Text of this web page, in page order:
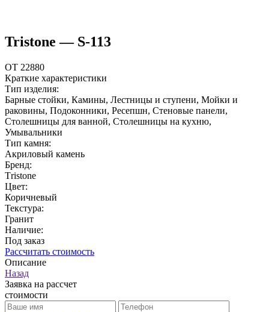
Tristone — S-113
ОТ 22880
Краткие характеристики
Тип изделия:
Барные стойки, Камины, Лестницы и ступени, Мойки и
раковины, Подоконники, Ресепшн, Стеновые панели,
Столешницы для ванной, Столешницы на кухню,
Умывальники
Тип камня:
Акриловый камень
Бренд:
Тristone
Цвет:
Коричневый
Текстура:
Гранит
Наличие:
Под заказ
Рассчитать стоимость
Описание
Назад
Заявка на рассчет
стоимости